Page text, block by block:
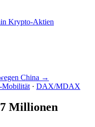
Krypto-Aktien
China →
· DAX/MDAX
Millionen